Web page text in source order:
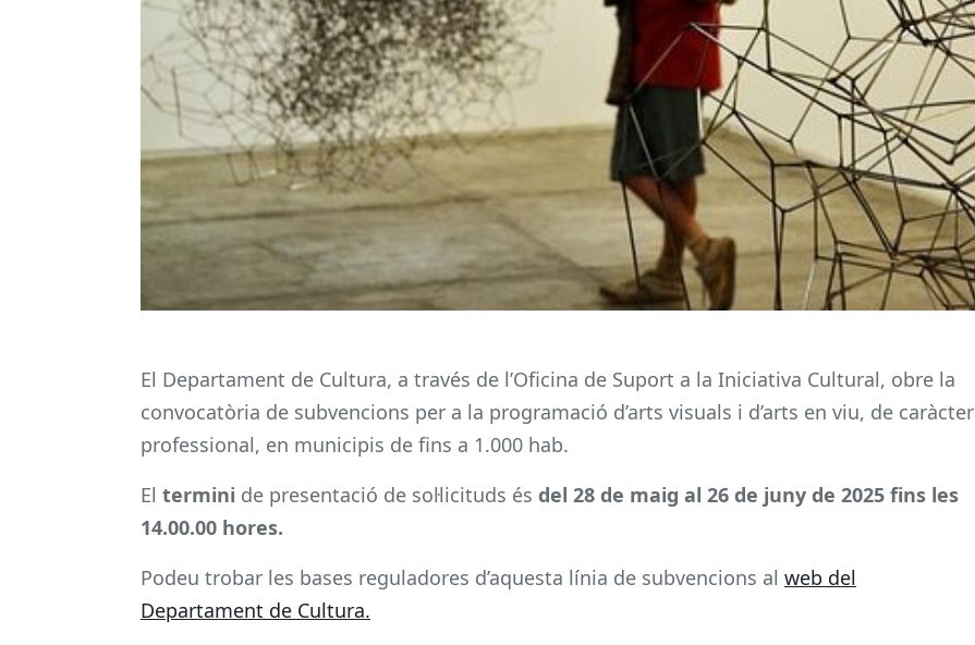
El Departament de Cultura, a través de l’Oficina de Suport a la Iniciativa Cultural, obre la
convocatòria de subvencions per a la programació d’arts visuals i d’arts en viu, de caràcter
professional, en municipis de fins a 1.000 hab.
El termini de presentació de sol·licituds és del 28 de maig al 26 de juny de 2025 fins les
14.00.00 hores.
Podeu trobar les bases reguladores d’aquesta línia de subvencions al web del
Departament de Cultura.